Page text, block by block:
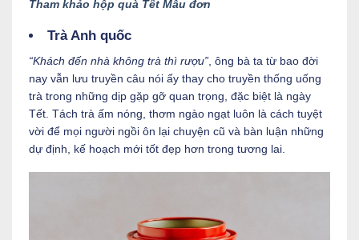
Tham khảo hộp quà Tết Mẫu đơn
Trà Anh quốc
“Khách đến nhà không trà thì rượu”, ông bà ta từ bao đời
nay vẫn lưu truyền câu nói ấy thay cho truyền thống uống
trà trong những dịp gặp gỡ quan trọng, đặc biệt là ngày
Tết. Tách trà ấm nóng, thơm ngào ngạt luôn là cách tuyệt
vời để mọi người ngồi ôn lại chuyện cũ và bàn luận những
dự định, kế hoạch mới tốt đẹp hơn trong tương lai.